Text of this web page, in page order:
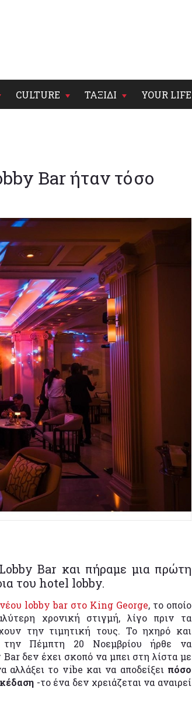
CULTURE ΤΑΞΙΔΙ YOUR LIFE
Bar ήταν τόσο
Bar και πήραμε μια πρώτη
του hotel lobby.
lobby bar στο King George, το οποίο
χρονική στιγμή, λίγο πριν τα
την τιμητική τους. Το ηχηρό και
την Πέμπτη 20 Νοεμβρίου ήρθε να
δεν έχει σκοπό να μπει στη λίστα με
αλλάξει το vibe και να αποδείξει πόσο
-το ένα δεν χρειάζεται να αναιρεί